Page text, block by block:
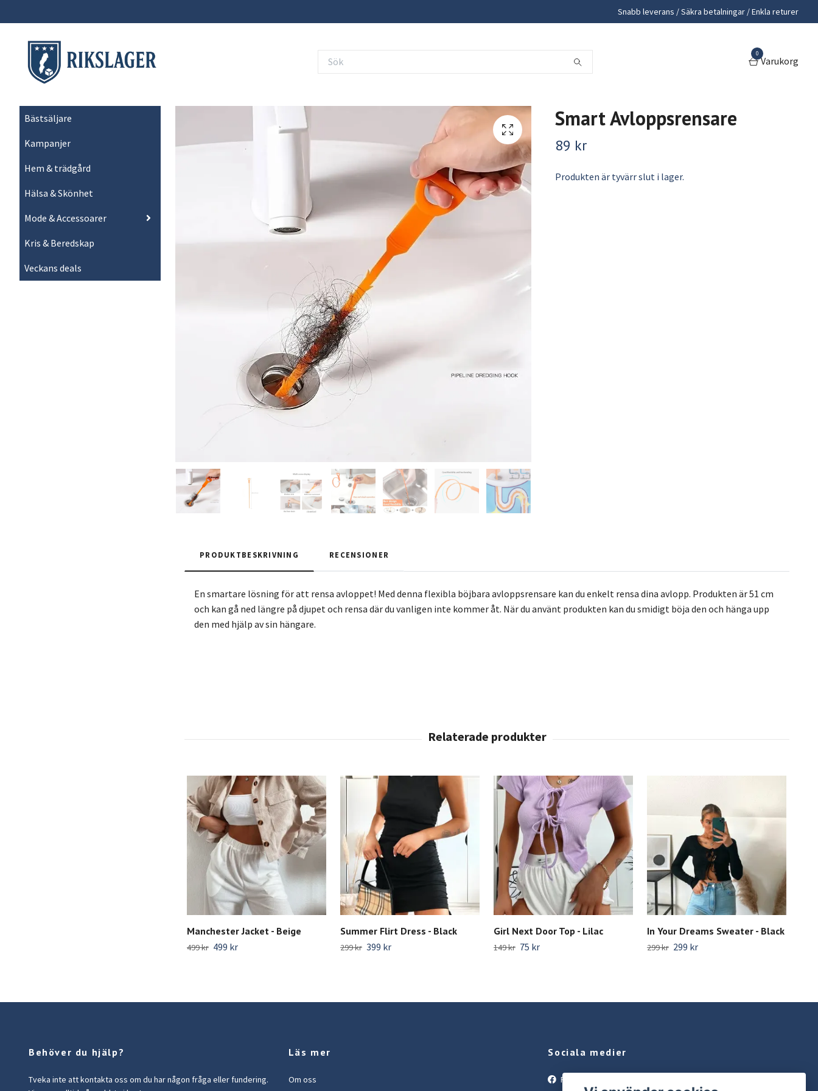
Snabb leverans / Säkra betalningar / Enkla returer
0
Varukorg
Bästsäljare
Kampanjer
Hem & trädgård
Hälsa & Skönhet
Mode & Accessoarer
Kris & Beredskap
Veckans deals
Smart Avloppsrensare
89 kr
Produkten är tyvärr slut i lager.
PRODUKTBESKRIVNING RECENSIONER
En smartare lösning för att rensa avloppet! Med denna flexibla böjbara avloppsrensare kan du enkelt rensa dina avlopp. Produkten är 51 cm
och kan gå ned längre på djupet och rensa där du vanligen inte kommer åt. När du använt produkten kan du smidigt böja den och hänga upp
den med hjälp av sin hängare.
Manchester Jacket - Beige
499 kr 499 kr
Summer Flirt Dress - Black
299 kr 399 kr
Girl Next Door Top - Lilac
149 kr 75 kr
In Your Dreams Sweater - Black
299 kr 299 kr
Behöver du hjälp?
Tveka inte att kontakta oss om du har någon fråga eller fundering.
Läs mer
Om oss
Sociala medier
Facebook